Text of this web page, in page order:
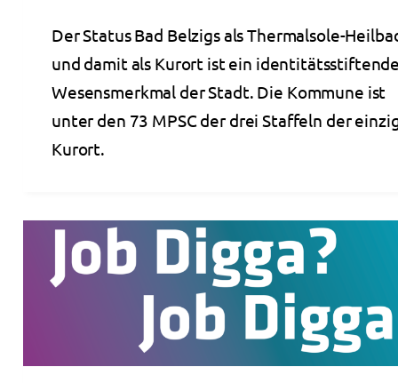
Der Status Bad Belzigs als Thermalsole-
und damit als Kurort ist ein
Wesensmerkmal der Stadt. Die Kommune ist
unter den 73 MPSC der drei Staffeln der
Kurort.